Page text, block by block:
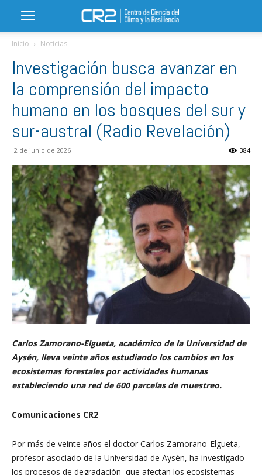
Inicio Noticias
Investigación busca avanzar en
la comprensión del impacto
humano en los bosques del sur y
sur-austral (Radio Revelación)
2 de junio de 2026 384
Carlos Zamorano-Elgueta, académico de la Universidad de
Aysén, lleva veinte años estudiando los cambios en los
ecosistemas forestales por actividades humanas
estableciendo una red de 600 parcelas de muestreo.
Comunicaciones CR2
Por más de veinte años el doctor Carlos Zamorano-Elgueta,
profesor asociado de la Universidad de Aysén, ha investigado
los procesos de degradación que afectan los ecosistemas